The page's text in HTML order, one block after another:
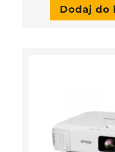
Dodaj do